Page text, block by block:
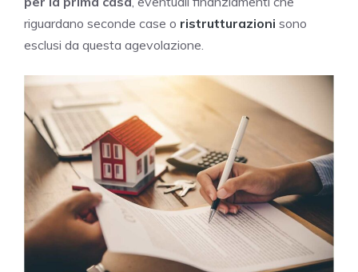
riguardano seconde case o ristrutturazioni sono
esclusi da questa agevolazione.